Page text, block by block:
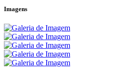
Imagens